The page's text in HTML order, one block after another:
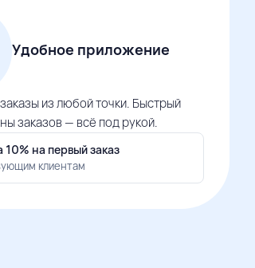
Удобное приложение
из любой точки. Быстрый
заказов — всё под рукой.
10% на первый заказ
клиентам